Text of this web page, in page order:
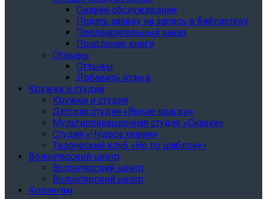
Онлайн обслуживание
Подать заявку на запись в библиотеку
Предварительный заказ
Продление книги
Отзывы
Отзывы
Добавить отзыв
Кружки и студии
Кружки и студии
Детская студия «Яркие краски»
Мультипликационная студия «Сказка»
Студия «Чудеса химии»
Творческий клуб «Не по шаблону»
Волонтерский центр
Волонтерский центр
Волонтерский центр
Коллегам